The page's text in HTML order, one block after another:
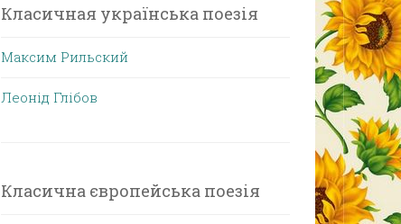
Класичная українська поезія
Максим Рильский
Леонід Глібов
Класична європейська поезія